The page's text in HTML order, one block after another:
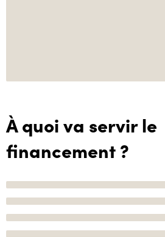
À quoi va servir le
financement ?